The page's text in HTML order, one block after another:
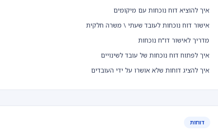
איך להוציא דוח נוכחות עם מיקומים
אישור דוח נוכחות לעובד שעתי \ משרה חלקית
מדריך לאישור דו"ח נוכחות
איך לפתוח דוח נוכחות של עובד לשינויים
איך להציג דוחות שלא אושרו על ידי העובדים
דוחות